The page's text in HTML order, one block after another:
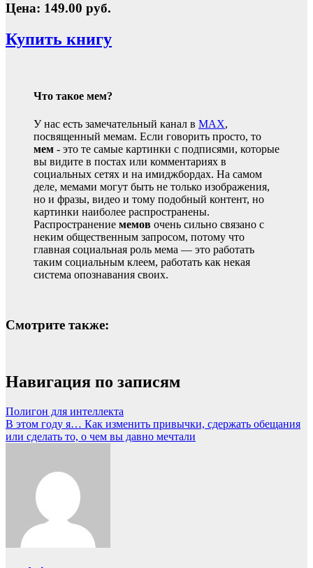
Цена: 149.00 руб.
Купить книгу
Что такое мем?
У нас есть замечательный канал в MAX,
посвященный мемам. Если говорить просто, то
мем - это те самые картинки с подписями, которые
вы видите в постах или комментариях в
социальных сетях и на имиджбордах. На самом
деле, мемами могут быть не только изображения,
но и фразы, видео и тому подобный контент, но
картинки наиболее распространены.
Распространение мемов очень сильно связано с
неким общественным запросом, потому что
главная социальная роль мема — это работать
таким социальным клеем, работать как некая
система опознавания своих.
Смотрите также:
Навигация по записям
Полигон для интеллекта
В этом году я… Как изменить привычки, сдержать обещания
или сделать то, о чем вы давно мечтали